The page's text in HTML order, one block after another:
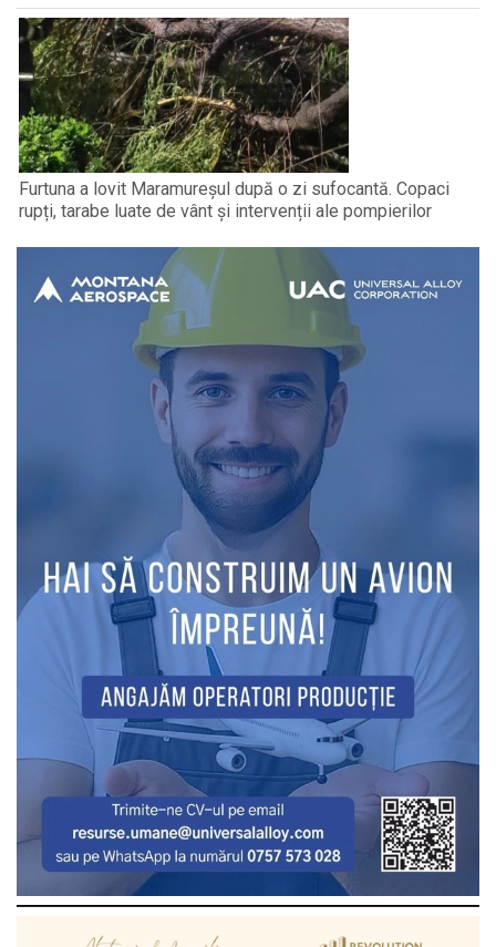
Furtuna a lovit Maramureșul după o zi sufocantă. Copaci
rupți, tarabe luate de vânt și intervenții ale pompierilor